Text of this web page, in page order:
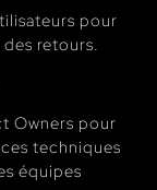
pour
retours.
Owners pour
techniques
équipes